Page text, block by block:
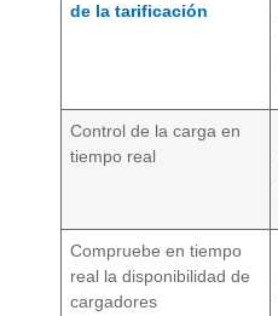
de la tarificación
Control de la carga en
tiempo real
Compruebe en tiempo
real la disponibilidad de
cargadores